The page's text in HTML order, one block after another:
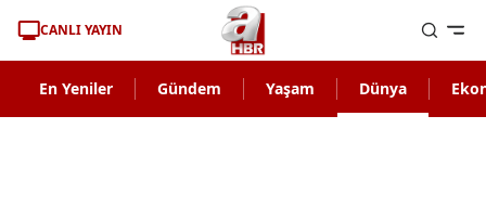
CANLI YAYIN
En Yeniler Gündem Yaşam Dünya